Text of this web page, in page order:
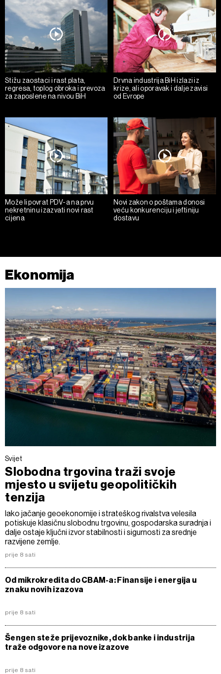
Stižu zaostaci i rast plata,
regresa, toplog obroka i prevoza
za zaposlene na nivou BiH
Drvna industrija BiH izlazi iz
krize, ali oporavak i dalje zavisi
od Evrope
Može li povrat PDV-a na prvu
nekretninu izazvati novi rast
cijena
Novi zakon o poštama donosi
veću konkurenciju i jeftiniju
dostavu
Ekonomija
Svijet
Slobodna trgovina traži svoje
mjesto u svijetu geopolitičkih
tenzija
Iako jačanje geoekonomije i strateškog rivalstva velesila
potiskuje klasičnu slobodnu trgovinu, gospodarska suradnja i
dalje ostaje ključni izvor stabilnosti i sigurnosti za srednje
razvijene zemlje.
prije 8 sati
Od mikrokredita do CBAM-a: Finansije i energija u
znaku novih izazova
prije 8 sati
Šengen steže prijevoznike, dok banke i industrija
traže odgovore na nove izazove
prije 8 sati